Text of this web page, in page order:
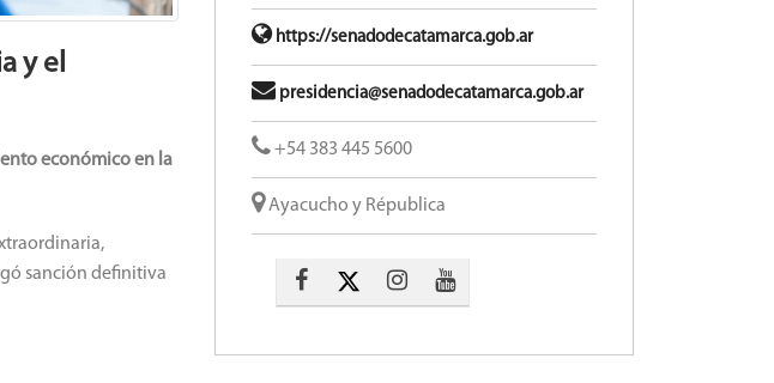
y el
económico en la
sanción definitiva
https://senadodecatamarca.gob.ar
presidencia@senadodecatamarca.gob.ar
+54 383 445 5600​
Ayacucho y Républica